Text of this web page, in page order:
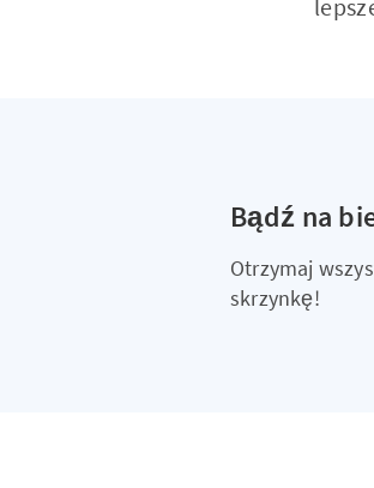
Bądź na
Otrzymaj
skrzynkę!